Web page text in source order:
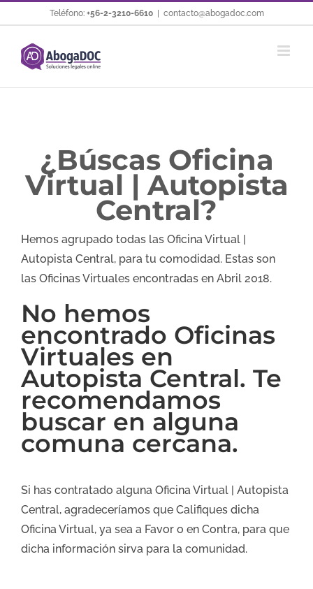
al
contenido
Teléfono: +56-2-3210-6610 contacto@abogadoc.com
¿Búscas Oficina
Virtual | Autopista
Central?
Hemos agrupado todas las Oficina Virtual |
Autopista Central, para tu comodidad. Estas son
las Oficinas Virtuales encontradas en Abril 2018.
No hemos
encontrado Oficinas
Virtuales en
Autopista Central. Te
recomendamos
buscar en alguna
comuna cercana.
Si has contratado alguna Oficina Virtual | Autopista
Central, agradeceríamos que Califiques dicha
Oficina Virtual, ya sea a Favor o en Contra, para que
dicha información sirva para la comunidad.